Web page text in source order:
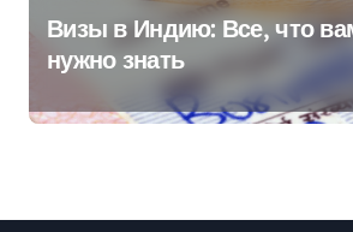
Визы в Индию: Все, что
нужно знать